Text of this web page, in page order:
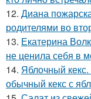
12. Диана
родителями во
13. Екатерина
не ценила себя в
14. Яблочный
обычный кекс с